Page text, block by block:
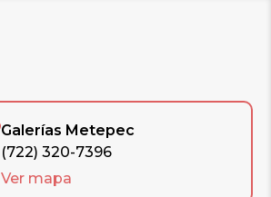
Galerías Metepec
(722) 320-7396
Ver mapa